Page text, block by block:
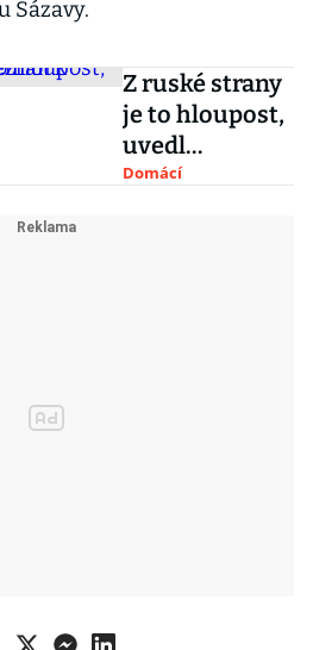
Sázavy.
Z ruské strany
je to hloupost,
uvedl
prezident
Domácí